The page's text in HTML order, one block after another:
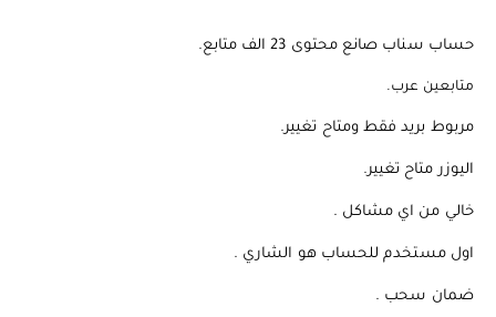
حساب سناب صانع محتوى 23 الف متابع.
متابعين عرب.
️️️مربوط بريد فقط ومتاح تغيير.
اليوزر متاح تغيير.
️️️خالي من اي مشاكل .
️️️اول مستخدم للحساب هو الشاري .
️️️ضمان سحب .